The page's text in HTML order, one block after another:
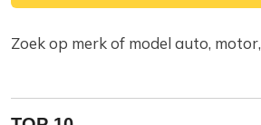
Zoek op merk of model auto,